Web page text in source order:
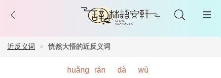
近反义词 恍然大悟的近反义词
huǎng rán dà wù